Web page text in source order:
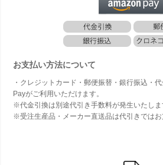
お支払い方法について
・クレジットカード・郵便振替・銀行振込・
Payがご利用いただけます。
※代金引換は別途代引き手数料が発生いたしま
※受注生産品・メーカー直送品は代引きではお